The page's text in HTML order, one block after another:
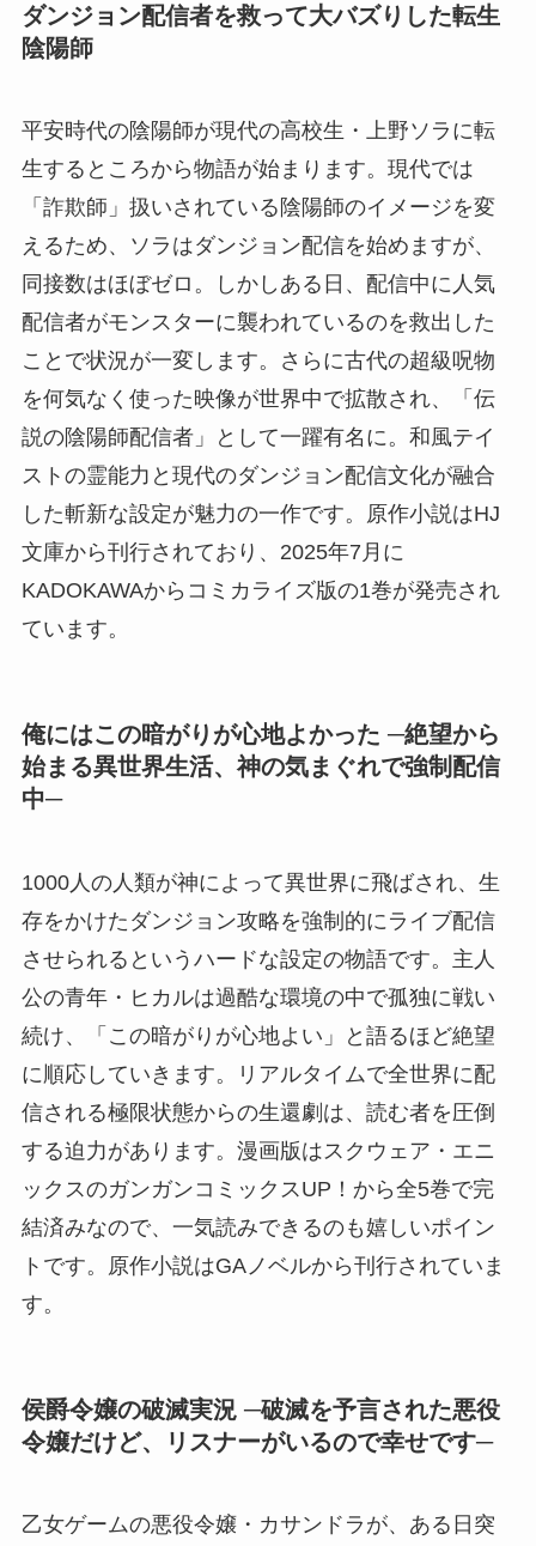
ダンジョン配信者を救って大バズりした転生
陰陽師
平安時代の陰陽師が現代の高校生・上野ソラに転
生するところから物語が始まります。現代では
「詐欺師」扱いされている陰陽師のイメージを変
えるため、ソラはダンジョン配信を始めますが、
同接数はほぼゼロ。しかしある日、配信中に人気
配信者がモンスターに襲われているのを救出した
ことで状況が一変します。さらに古代の超級呪物
を何気なく使った映像が世界中で拡散され、「伝
説の陰陽師配信者」として一躍有名に。和風テイ
ストの霊能力と現代のダンジョン配信文化が融合
した斬新な設定が魅力の一作です。原作小説はHJ
文庫から刊行されており、2025年7月に
KADOKAWAからコミカライズ版の1巻が発売され
ています。
俺にはこの暗がりが心地よかった ─絶望から
始まる異世界生活、神の気まぐれで強制配信
中─
1000人の人類が神によって異世界に飛ばされ、生
存をかけたダンジョン攻略を強制的にライブ配信
させられるというハードな設定の物語です。主人
公の青年・ヒカルは過酷な環境の中で孤独に戦い
続け、「この暗がりが心地よい」と語るほど絶望
に順応していきます。リアルタイムで全世界に配
信される極限状態からの生還劇は、読む者を圧倒
する迫力があります。漫画版はスクウェア・エニ
ックスのガンガンコミックスUP！から全5巻で完
結済みなので、一気読みできるのも嬉しいポイン
トです。原作小説はGAノベルから刊行されていま
す。
侯爵令嬢の破滅実況 ─破滅を予言された悪役
令嬢だけど、リスナーがいるので幸せです─
乙女ゲームの悪役令嬢・カサンドラが、ある日突